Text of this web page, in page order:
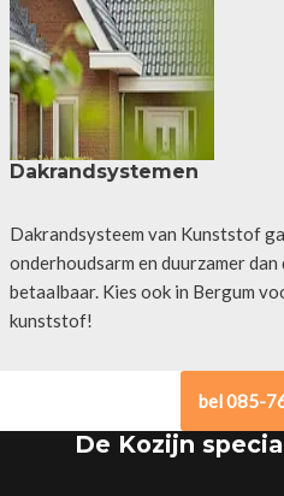
Dakrandsystemen
Dakrandsysteem van Kunststof
onderhoudsarm en duurzamer
betaalbaar. Kies ook in Bergum
kunststof!
bel 085-
De Kozijn